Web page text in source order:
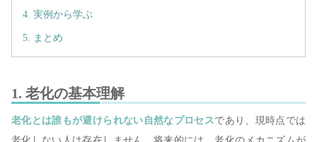
4. 実例から学ぶ
5. まとめ
1. 老化の基本理解
老化とは誰もが避けられない自然なプロセスであり、現時点では